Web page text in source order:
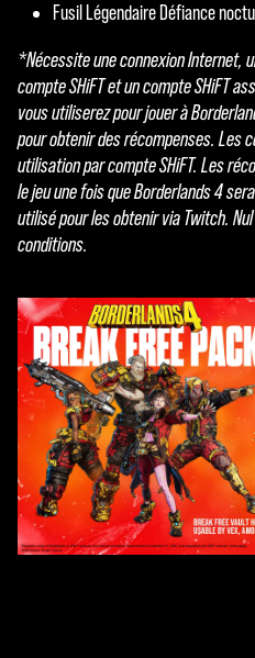
Fusil Légendaire Défiance
*Nécessite une connexion Internet,
compte SHiFT et un compte SHiFT
vous utiliserez pour jouer à
pour obtenir des récompenses. Les
utilisation par compte SHiFT. Les
le jeu une fois que Borderlands 4
utilisé pour les obtenir via Twitch.
conditions.